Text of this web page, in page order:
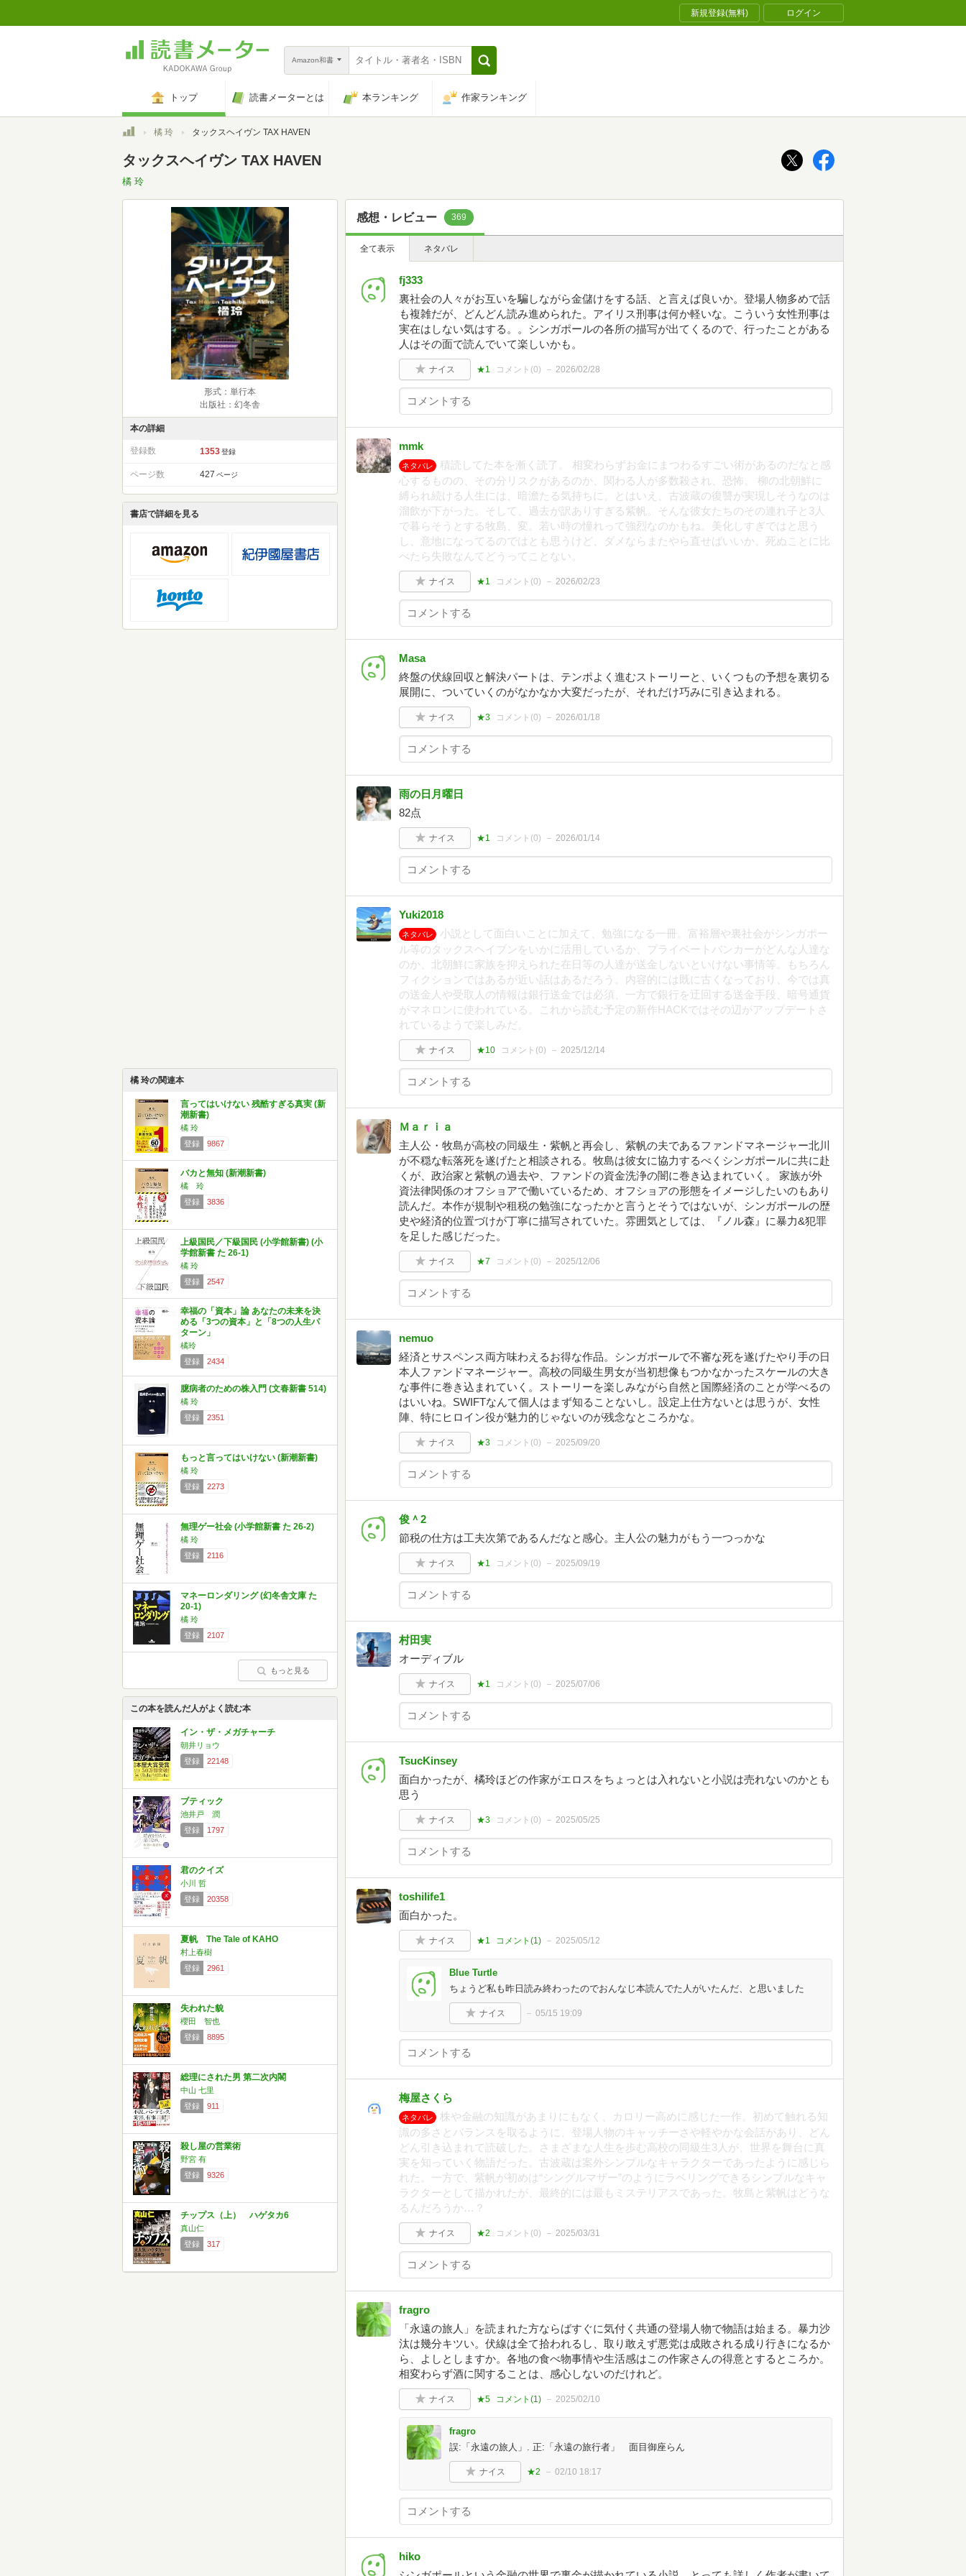
新規登録(無料) ログイン
Amazon和書
トップ 読書メーターとは 本ランキング 作家ランキング
トップ橘 玲 タックスヘイヴン TAX HAVEN
タックスヘイヴン TAX HAVEN
橘 玲
形式：単行本
出版社：幻冬舎
本の詳細
登録数 1353 登録
ページ数 427 ページ
書店で詳細を見る
橘 玲の関連本
言ってはいけない 残酷すぎる真実 (新
潮新書)
橘 玲
登録
9867
バカと無知 (新潮新書)
橘 玲
登録
3836
上級国民／下級国民 (小学館新書) (小
学館新書 た 26-1)
橘 玲
登録
2547
幸福の「資本」論 あなたの未来を決
める「3つの資本」と「8つの人生パ
ターン」
橘玲
登録
2434
臆病者のための株入門 (文春新書 514)
橘 玲
登録
2351
もっと言ってはいけない (新潮新書)
橘 玲
登録
2273
無理ゲー社会 (小学館新書 た 26-2)
橘 玲
登録
2116
マネーロンダリング (幻冬舎文庫 た
20-1)
橘 玲
登録
2107
もっと見る
この本を読んだ人がよく読む本
イン・ザ・メガチャーチ
朝井リョウ
登録
22148
ブティック
池井戸 潤
登録
1797
君のクイズ
小川 哲
登録
20358
夏帆 The Tale of KAHO
村上春樹
登録
2961
失われた貌
櫻田 智也
登録
8895
総理にされた男 第二次内閣
中山 七里
登録
911
殺し屋の営業術
野宮 有
登録
9326
チップス（上） ハゲタカ6
真山仁
登録
317
感想・レビュー 369
全て表示 ネタバレ
fj333
裏社会の人々がお互いを騙しながら金儲けをする話、と言えば良いか。登場人物多めで話
も複雑だが、どんどん読み進められた。アイリス刑事は何か軽いな。こういう女性刑事は
実在はしない気はする。。シンガポールの各所の描写が出てくるので、行ったことがある
人はその面で読んでいて楽しいかも。
ナイス ★1 コメント(0) 2026/02/28
mmk
ネタバレ
積読してた本を漸く読了。 相変わらずお金にまつわるすごい術があるのだなと感
心するものの、その分リスクがあるのか、関わる人が多数殺され、恐怖。 柳の北朝鮮に
縛られ続ける人生には、暗澹たる気持ちに。とはいえ、古波蔵の復讐が実現しそうなのは
溜飲が下がった。そして、過去が訳ありすぎる紫帆。そんな彼女たちのその連れ子と3人
で暮らそうとする牧島、変。若い時の憧れって強烈なのかもね。美化しすぎではと思う
し、意地になってるのではとも思うけど、ダメならまたやら直せばいいか。死ぬことに比
べたら失敗なんてどうってことない。
ナイス ★1 コメント(0) 2026/02/23
Masa
終盤の伏線回収と解決パートは、テンポよく進むストーリーと、いくつもの予想を裏切る
展開に、ついていくのがなかなか大変だったが、それだけ巧みに引き込まれる。
ナイス ★3 コメント(0) 2026/01/18
雨の日月曜日
82点
ナイス ★1 コメント(0) 2026/01/14
Yuki2018
ネタバレ
小説として面白いことに加えて、勉強になる一冊。富裕層や裏社会がシンガポー
ル等のタックスヘイブンをいかに活用しているか、プライベートバンカーがどんな人達な
のか、北朝鮮に家族を抑えられた在日等の人達が送金しないといけない事情等。もちろん
フィクションではあるが近い話はあるだろう。内容的には既に古くなっており、今では真
の送金人や受取人の情報は銀行送金では必須、一方で銀行を迂回する送金手段、暗号通貨
がマネロンに使われている。これから読む予定の新作HACKではその辺がアップデートさ
れているようで楽しみだ。
ナイス ★10 コメント(0) 2025/12/14
Ｍａｒｉａ
主人公・牧島が高校の同級生・紫帆と再会し、紫帆の夫であるファンドマネージャー北川
が不穏な転落死を遂げたと相談される。牧島は彼女に協力するべくシンガポールに共に赴
くが、政治家と紫帆の過去や、ファンドの資金洗浄の闇に巻き込まれていく。 家族が外
資法律関係のオフショアで働いているため、オフショアの形態をイメージしたいのもあり
読んだ。本作が規制や租税の勉強になったかと言うとそうではないが、シンガポールの歴
史や経済的位置づけが丁寧に描写されていた。雰囲気としては、『ノル森』に暴力&犯罪
を足した感じだった。
ナイス ★7 コメント(0) 2025/12/06
nemuo
経済とサスペンス両方味わえるお得な作品。シンガポールで不審な死を遂げたやり手の日
本人ファンドマネージャー。高校の同級生男女が当初想像もつかなかったスケールの大き
な事件に巻き込まれていく。ストーリーを楽しみながら自然と国際経済のことが学べるの
はいいね。SWIFTなんて個人はまず知ることないし。設定上仕方ないとは思うが、女性
陣、特にヒロイン役が魅力的じゃないのが残念なところかな。
ナイス ★3 コメント(0) 2025/09/20
俊＾2
節税の仕方は工夫次第であるんだなと感心。主人公の魅力がもう一つっかな
ナイス ★1 コメント(0) 2025/09/19
村田実
オーディブル
ナイス ★1 コメント(0) 2025/07/06
TsucKinsey
面白かったが、橘玲ほどの作家がエロスをちょっとは入れないと小説は売れないのかとも
思う
ナイス ★3 コメント(0) 2025/05/25
toshilife1
面白かった。
ナイス ★1 コメント(1) 2025/05/12
Blue Turtle
ちょうど私も昨日読み終わったのでおんなじ本読んでた人がいたんだ、と思いました
ナイス 05/15 19:09
梅屋さくら
ネタバレ
株や金融の知識があまりにもなく、カロリー高めに感じた一作。初めて触れる知
識の多さとバランスを取るように、登場人物のキャッチーさや軽やかな会話があり、どん
どん引き込まれて読破した。さまざまな人生を歩む高校の同級生3人が、世界を舞台に真
実を知っていく物語だった。古波蔵は案外シンプルなキャラクターであったように感じら
れた。一方で、紫帆が初めは“シングルマザー”のようにラベリングできるシンプルなキャ
ラクターとして描かれたが、最終的には最もミステリアスであった。牧島と紫帆はどうな
るんだろうか…？
ナイス ★2 コメント(0) 2025/03/31
fragro
「永遠の旅人」を読まれた方ならばすぐに気付く共通の登場人物で物語は始まる。暴力沙
汰は幾分キツい。伏線は全て拾われるし、取り敢えず悪党は成敗される成り行きになるか
ら、よしとしますか。各地の食べ物事情や生活感はこの作家さんの得意とするところか。
相変わらず酒に関することは、感心しないのだけれど。
ナイス ★5 コメント(1) 2025/02/10
fragro
誤:「永遠の旅人」. 正:「永遠の旅行者」 面目御座らん
ナイス ★2 02/10 18:17
hiko